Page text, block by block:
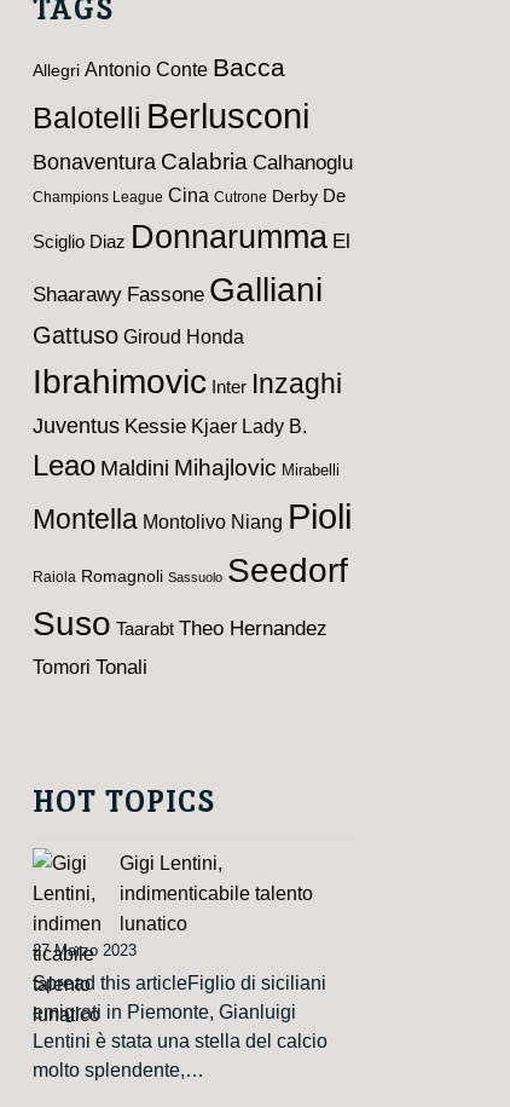
TAGS
Allegri Antonio Conte Bacca
Balotelli Berlusconi
Bonaventura Calabria Calhanoglu
Champions League Cina Cutrone Derby De
Sciglio Diaz Donnarumma El
Shaarawy Fassone Galliani
Gattuso Giroud Honda
Ibrahimovic Inter Inzaghi
Juventus Kessie Kjaer Lady B.
Leao Maldini Mihajlovic Mirabelli
Montella Montolivo Niang Pioli
Raiola Romagnoli Sassuolo Seedorf
Suso Taarabt Theo Hernandez
Tomori Tonali
HOT TOPICS
Gigi Lentini,
indimenticabile talento
lunatico
27 Marzo 2023
Spread this articleFiglio di siciliani
emigrati in Piemonte, Gianluigi
Lentini è stata una stella del calcio
molto splendente,…